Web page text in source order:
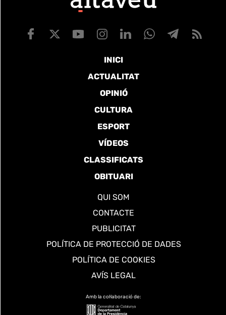
INICI
ACTUALITAT
OPINIÓ
CULTURA
ESPORT
VÍDEOS
CLASSIFICATS
OBITUARI
QUI SOM
CONTACTE
PUBLICITAT
POLÍTICA DE PROTECCIÓ DE DADES
POLÍTICA DE COOKIES
AVÍS LEGAL
Amb la col·laboració de: